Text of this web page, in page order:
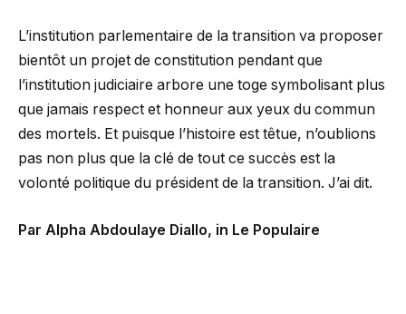
L’institution parlementaire de la transition va proposer
bientôt un projet de constitution pendant que
l’institution judiciaire arbore une toge symbolisant plus
que jamais respect et honneur aux yeux du commun
des mortels. Et puisque l’histoire est têtue, n’oublions
pas non plus que la clé de tout ce succès est la
volonté politique du président de la transition. J’ai dit.
Par Alpha Abdoulaye Diallo, in Le Populaire